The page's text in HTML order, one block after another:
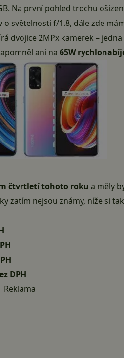
Na první pohled trochu
o světelnosti f/1.8, dále zde
dvojice 2MPx kamerek –
ani na 65W
čtvrtletí tohoto roku a měly
zatím nejsou známy, níže si
DPH
Reklama